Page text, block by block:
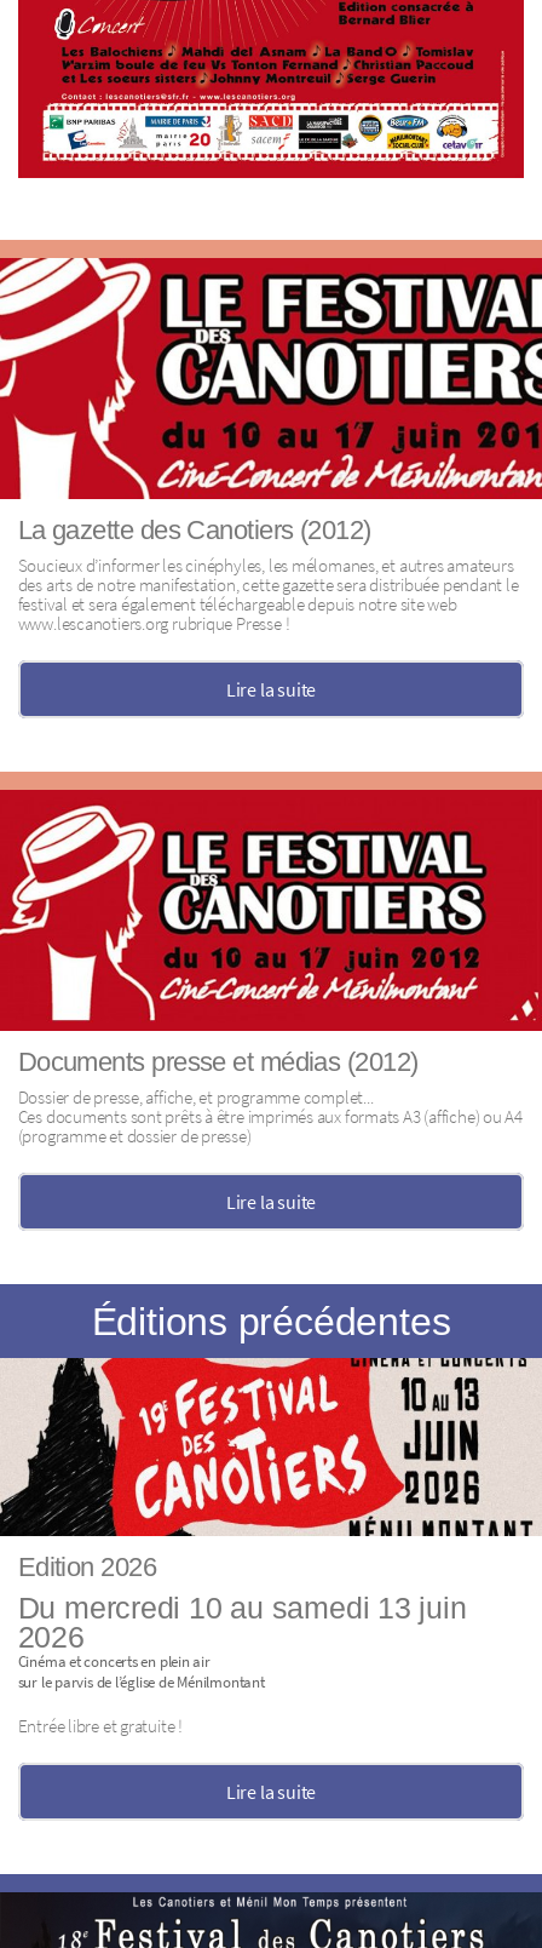
La gazette des Canotiers (2012)
Soucieux d’informer les cinéphyles, les mélomanes, et autres amateurs
des arts de notre manifestation, cette gazette sera distribuée pendant le
festival et sera également téléchargeable depuis notre site web
www.lescanotiers.org rubrique Presse !
Lire la suite
Documents presse et médias (2012)
Dossier de presse, affiche, et programme complet...
Ces documents sont prêts à être imprimés aux formats A3 (affiche) ou A4
(programme et dossier de presse)
Lire la suite
Éditions précédentes
Edition 2026
Du mercredi 10 au samedi 13 juin
2026
Cinéma et concerts en plein air
sur le parvis de l’église de Ménilmontant
Entrée libre et gratuite !
Lire la suite